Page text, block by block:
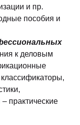
и пр.
пособия и
к деловым
практические